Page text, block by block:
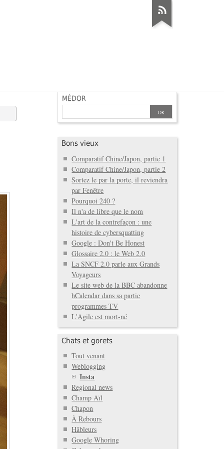
MÉDOR
Bons vieux
Comparatif Chine/Japon, partie 1
Comparatif Chine/Japon, partie 2
Sortez le par la porte, il reviendra
par Fenêtre
Pourquoi 240 ?
Il n'a de libre que le nom
L'art de la contrefaçon : une
histoire de cybersquatting
Google : Don't Be Honest
Glossaire 2.0 : le Web 2.0
La SNCF 2.0 parle aux Grands
Voyageurs
Le site web de la BBC abandonne
hCalendar dans sa partie
programmes TV
L'Agile est mort-né
Chats et gorets
Tout venant
Weblogging
Insta
Regional news
Champ Aïl
Chapon
À Rebours
Hâbleurs
Google Whoring